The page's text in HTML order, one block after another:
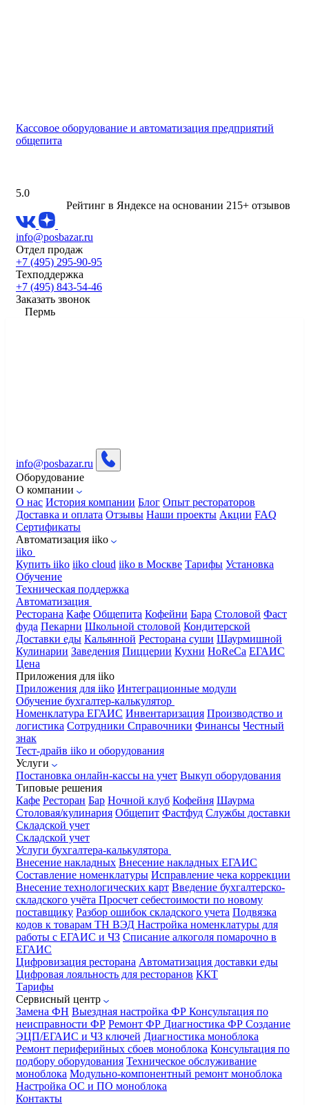
Кассовое оборудование и автоматизация предприятий
общепита
5.0
Рейтинг в Яндексе на основании 215+ отзывов
info@posbazar.ru
Отдел продаж
+7 (495) 295-90-95
Техподдержка
+7 (495) 843-54-46
Заказать звонок
Пермь
info@posbazar.ru
Оборудование
О компании
О нас История компании Блог Опыт рестораторов
Доставка и оплата Отзывы Наши проекты Акции FAQ
Сертификаты
Автоматизация iiko
iiko
Купить iiko iiko cloud iiko в Москве Тарифы Установка
Обучение
Техническая поддержка
Автоматизация
Ресторана Кафе Общепита Кофейни Бара Столовой Фаст
фуда Пекарни Школьной столовой Кондитерской
Доставки еды Кальянной Ресторана суши Шаурмишной
Кулинарии Заведения Пиццерии Кухни HoReCa ЕГАИС
Цена
Приложения для iiko
Приложения для iiko Интеграционные модули
Обучение бухгалтер-калькулятор
Номенклатура ЕГАИС Инвентаризация Производство и
логистика Сотрудники Справочники Финансы Честный
знак
Тест-драйв iiko и оборудования
Услуги
Постановка онлайн-кассы на учет Выкуп оборудования
Типовые решения
Кафе Ресторан Бар Ночной клуб Кофейня Шаурма
Столовая/кулинария Общепит Фастфуд Службы доставки
Складской учет
Складской учет
Услуги бухгалтера-калькулятора
Внесение накладных Внесение накладных ЕГАИС
Составление номенклатуры Исправление чека коррекции
Внесение технологических карт Введение бухгалтерско-
складского учёта Просчет себестоимости по новому
поставщику Разбор ошибок складского учета Подвязка
кодов к товарам ТН ВЭД Настройка номенклатуры для
работы с ЕГАИС и ЧЗ Списание алкоголя помарочно в
ЕГАИС
Цифровизация ресторана Автоматизация доставки еды
Цифровая лояльность для ресторанов ККТ
Тарифы
Сервисный центр
Замена ФН Выездная настройка ФР Консультация по
неисправности ФР Ремонт ФР Диагностика ФР Создание
ЭЦП/ЕГАИС и ЧЗ ключей Диагностика моноблока
Ремонт периферийных сбоев моноблока Консультация по
подбору оборудования Техническое обслуживание
моноблока Модульно-компонентный ремонт моноблока
Настройка ОС и ПО моноблока
Контакты